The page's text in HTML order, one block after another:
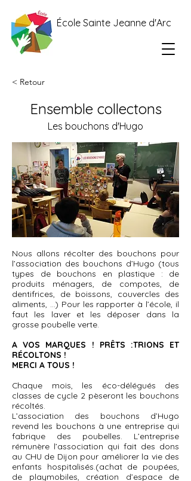
École Sainte Jeanne d'Arc
< Retour
Ensemble collectons
Les bouchons d'Hugo
Nous allons récolter des bouchons pour
l’association des bouchons d’Hugo (tous
types de bouchons en plastique : de
produits ménagers, de compotes, de
dentifrices, de boissons, couvercles des
aliments, …) Pour les rapporter à l’école, il
faut les laver et les déposer dans la
grosse poubelle verte.
A VOS MARQUES ! PRÊTS :TRIONS ET
RÉCOLTONS !
MERCI A TOUS !
Chaque mois, les éco-délégués des
classes de cycle 2 pèseront les bouchons
récoltés.
L’association des bouchons d’Hugo
revend les bouchons à une entreprise qui
fabrique des poubelles. L’entreprise
rémunère l’association qui fait des dons
au CHU de Dijon pour améliorer la vie des
enfants hospitalisés.(achat de poupées,
de playmobiles, création d’espace de